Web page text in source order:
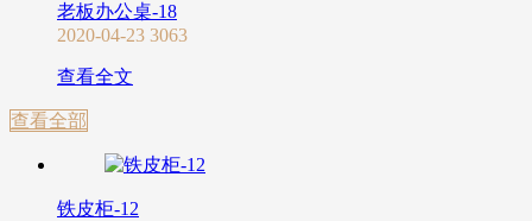
老板办公桌-18
2020-04-23 3063
查看全文
查看全部
铁皮柜-12